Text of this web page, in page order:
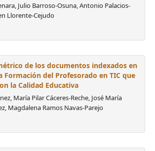
Julio Barroso-Osuna, Antonio Palacios-
Llorente-Cejudo
de los documentos indexados en
Formación del Profesorado en TIC que
la Calidad Educativa
María Pilar Cáceres-Reche, José María
Magdalena Ramos Navas-Parejo